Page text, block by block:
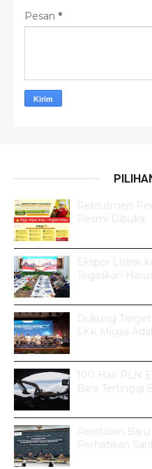
Pesan *
Rekrutmen
Resmi Dibuka
Ekspor Listrik
Tegaskan
Dukung
SKK Migas
100 Hari PLN
Bara Tertinggi
Peraturan
Perhatikan